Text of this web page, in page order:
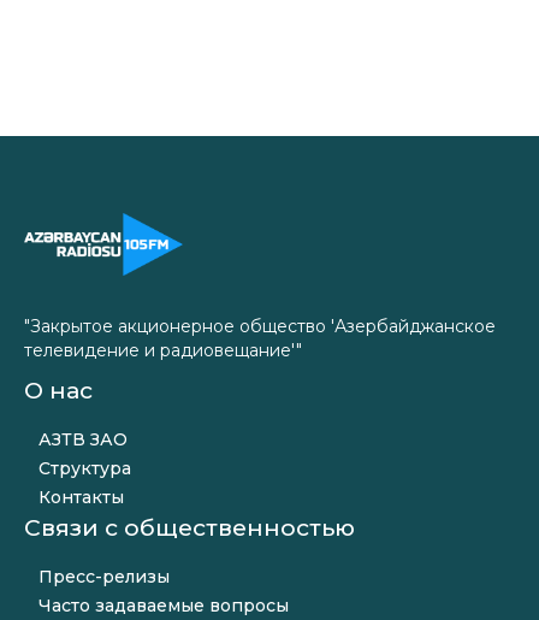
"Закрытое акционерное общество 'Азербайджанское
телевидение и радиовещание'"
О нас
АЗТВ ЗАО
Структура
Контакты
Связи с общественностью
Пресс-релизы
Часто задаваемые вопросы